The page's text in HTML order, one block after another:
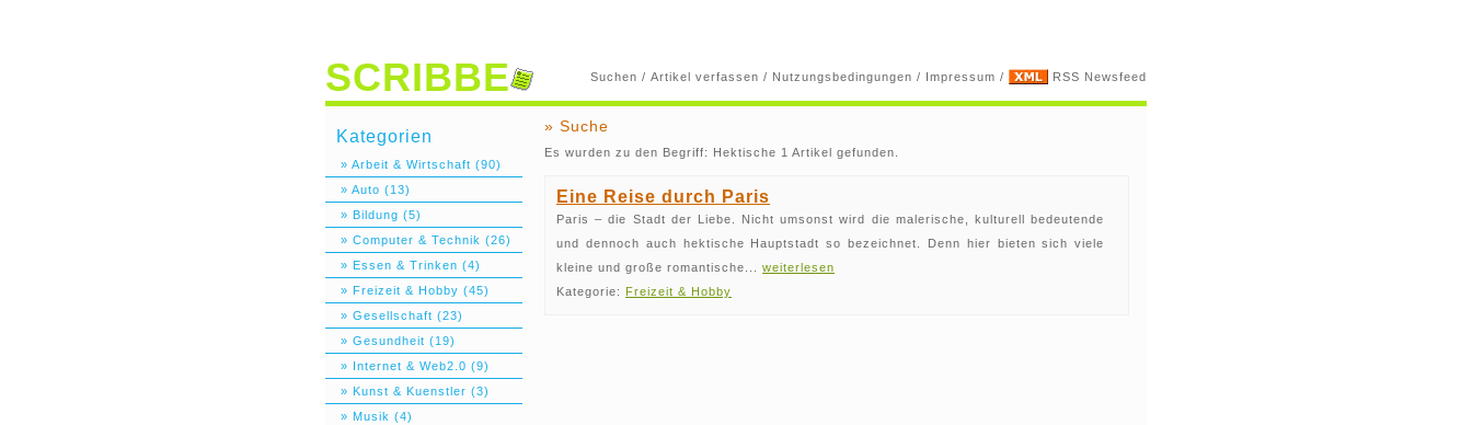
SCRIBBE Suchen / Artikel verfassen / Nutzungsbedingungen / Impressum / RSS Newsfeed
Kategorien
» Arbeit & Wirtschaft (90)
» Auto (13)
» Bildung (5)
» Computer & Technik (26)
» Essen & Trinken (4)
» Freizeit & Hobby (45)
» Gesellschaft (23)
» Gesundheit (19)
» Internet & Web2.0 (9)
» Kunst & Kuenstler (3)
» Musik (4)
» Suche
Es wurden zu den Begriff: Hektische 1 Artikel gefunden.
Eine Reise durch Paris
Paris – die Stadt der Liebe. Nicht umsonst wird die malerische, kulturell bedeutende
und dennoch auch hektische Hauptstadt so bezeichnet. Denn hier bieten sich viele
kleine und große romantische... weiterlesen
Kategorie: Freizeit & Hobby